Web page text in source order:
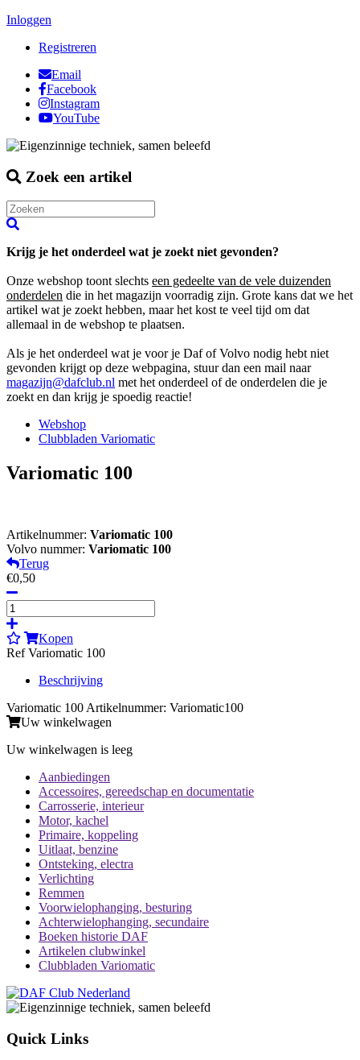
Inloggen
Registreren
Email
Facebook
Instagram
YouTube
Zoek een artikel
Krijg je het onderdeel wat je zoekt niet gevonden?
Onze webshop toont slechts een gedeelte van de vele duizenden
onderdelen die in het magazijn voorradig zijn. Grote kans dat we het
artikel wat je zoekt hebben, maar het kost te veel tijd om dat
allemaal in de webshop te plaatsen.
Als je het onderdeel wat je voor je Daf of Volvo nodig hebt niet
gevonden krijgt op deze webpagina, stuur dan een mail naar
magazijn@dafclub.nl met het onderdeel of de onderdelen die je
zoekt en dan krijg je spoedig reactie!
Webshop
Clubbladen Variomatic
Variomatic 100
Artikelnummer: Variomatic 100
Volvo nummer: Variomatic 100
Terug
€0,50
Kopen
Ref Variomatic 100
Beschrijving
Variomatic 100 Artikelnummer: Variomatic100
Uw winkelwagen
Uw winkelwagen is leeg
Aanbiedingen
Accessoires, gereedschap en documentatie
Carrosserie, interieur
Motor, kachel
Primaire, koppeling
Uitlaat, benzine
Ontsteking, electra
Verlichting
Remmen
Voorwielophanging, besturing
Achterwielophanging, secundaire
Boeken historie DAF
Artikelen clubwinkel
Clubbladen Variomatic
Quick Links